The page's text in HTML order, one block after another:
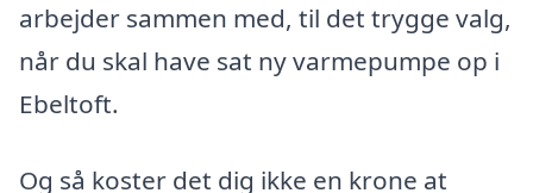
arbejder sammen med, til det trygge valg,
når du skal have sat ny varmepumpe op i
Ebeltoft.
Og så koster det dig ikke en krone at